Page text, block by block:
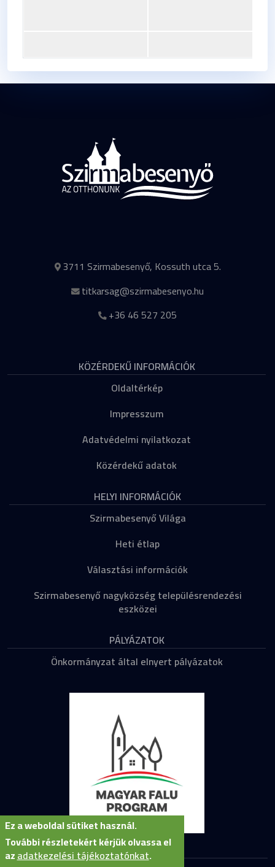
3711 Szirmabesenyő, Kossuth utca 5.
titkarsag@szirmabesenyo.hu
+36 46 527 205
KÖZÉRDEKŰ INFORMÁCIÓK
Oldaltérkép
Impresszum
Adatvédelmi nyilatkozat
Közérdekű adatok
HELYI INFORMÁCIÓK
Szirmabesenyő Világa
Heti étlap
Választási információk
Szirmabesenyő nagyközség településrendezési
eszközei
PÁLYÁZATOK
Önkormányzat által elnyert pályázatok
Ez a weboldal sütiket használ.
További részletekért kérjük olvassa el
azadatkezelési tájékoztatónkat.